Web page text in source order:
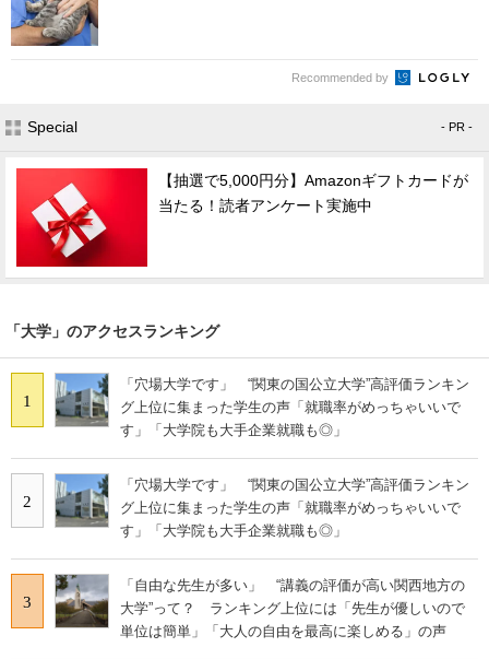
Recommended by
Special - PR -
【抽選で5,000円分】Amazonギフトカードが
当たる！読者アンケート実施中
「大学」のアクセスランキング
1
「穴場大学です」 “関東の国公立大学”高評価ランキン
グ上位に集まった学生の声「就職率がめっちゃいいで
す」「大学院も大手企業就職も◎」
2
「穴場大学です」 “関東の国公立大学”高評価ランキン
グ上位に集まった学生の声「就職率がめっちゃいいで
す」「大学院も大手企業就職も◎」
3
「自由な先生が多い」 “講義の評価が高い関西地方の
大学”って？ ランキング上位には「先生が優しいので
単位は簡単」「大人の自由を最高に楽しめる」の声